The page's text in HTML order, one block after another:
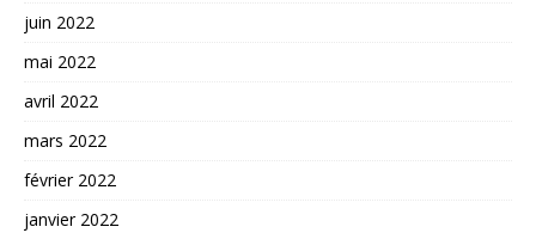
juin 2022
mai 2022
avril 2022
mars 2022
février 2022
janvier 2022